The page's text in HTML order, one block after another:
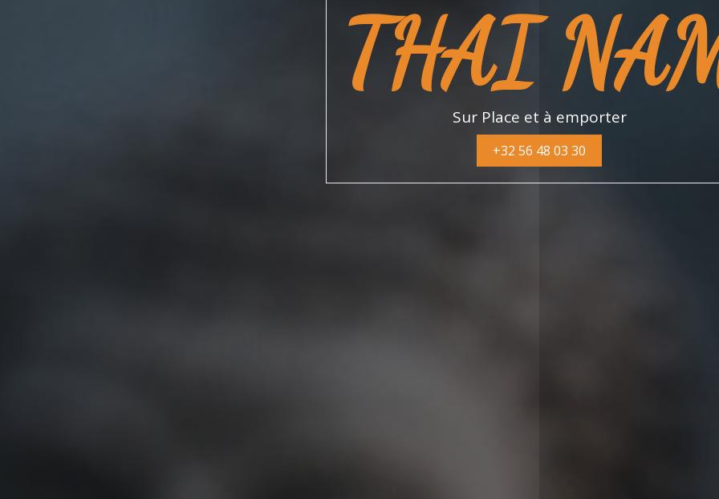
THAI
Sur Place et à emporter
+32 56 48 03 30